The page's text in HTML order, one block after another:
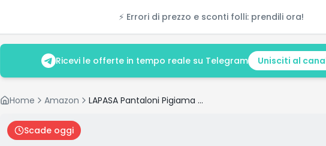
⚡ Errori di prezzo e sconti folli: prendili ora!
Ricevi le offerte in tempo reale su Telegram Unisciti al
Home Amazon LAPASA Pantaloni Pigiama Micropile e 100% Flanella di Cotone Uomo M39/M128 – Abbigliamento da Notte Pantaloni Tuta Lunghi Casa Relax Elasticizzati Scozzesi Quadri XXL Multicolore
Scade oggi